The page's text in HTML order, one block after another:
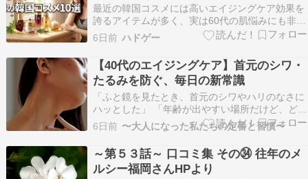
最近の韓国コスメには高いエイジングケア効果を
誇るアイテムが多く、実は60代の肌悩みにも非常
に心強い存在です。「若い世代向けでは？」「母
へのプレゼントにするには派手すぎるかも」と、
一歩踏み出せずにいませんか。 ご安心ください。
大人世代こそ注目すべき成分が凝縮された製品を
正しく選べ…
6日前 ハドゲー
【40代のエイジングケア】首元のシワ・
たるみを防ぐ、毎日の新常識
「ふと鏡を見たとき、首元のシワやハリのなさに
ハッとした」 「年齢が出やすい場所だけど、どう
ケアしていいか分からない」 年齢を重ねるにつれ
て、顔のスキンケアは念入りにしていても、うっ
かり見落としがちなのが「首元」のケアです。 首
元は顔の皮膚とつながっている大切なパーツであ
りながら、…
6日前 〜大人になった私たちの定番と習慣〜
～第５３話～ 口コミ集 その㉞ 往年のメ
ルシー福岡さんHPより